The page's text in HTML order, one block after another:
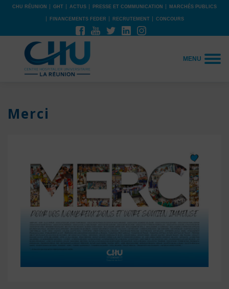
CHU RÉUNION GHT ACTUS PRESSE ET COMMUNICATION MARCHÉS PUBLICS
FINANCEMENTS FEDER RECRUTEMENT CONCOURS
MENU
Merci